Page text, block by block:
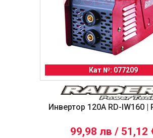
Кат №: 077209
Инвертор 120A RD-IW160 |
99,98 лв / 51,12